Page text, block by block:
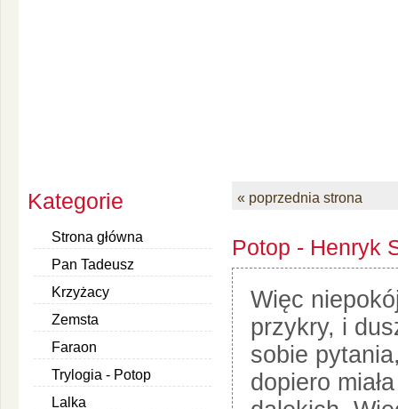
Kategorie
Strona główna
Pan Tadeusz
Krzyżacy
Zemsta
Faraon
Trylogia - Potop
Lalka
« poprzednia strona
Potop - Henryk
Więc
przykry, i
sobie
dopiero